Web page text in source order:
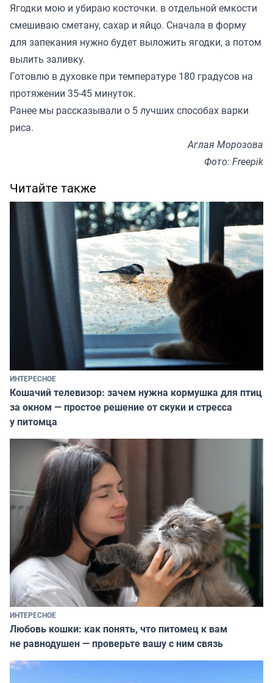
Ягодки мою и убираю косточки. в отдельной емкости
смешиваю сметану, сахар и яйцо. Сначала в форму
для запекания нужно будет выложить ягодки, а потом
вылить заливку.
Готовлю в духовке при температуре 180 градусов на
протяжении 35-45 минуток.
Ранее мы рассказывали о 5 лучших способах варки
риса.
Аглая Морозова
Фото: Freepik
Читайте также
ИНТЕРЕСНОЕ
Кошачий телевизор: зачем нужна кормушка для птиц
за окном — простое решение от скуки и стресса
у питомца
ИНТЕРЕСНОЕ
Любовь кошки: как понять, что питомец к вам
не равнодушен — проверьте вашу с ним связь